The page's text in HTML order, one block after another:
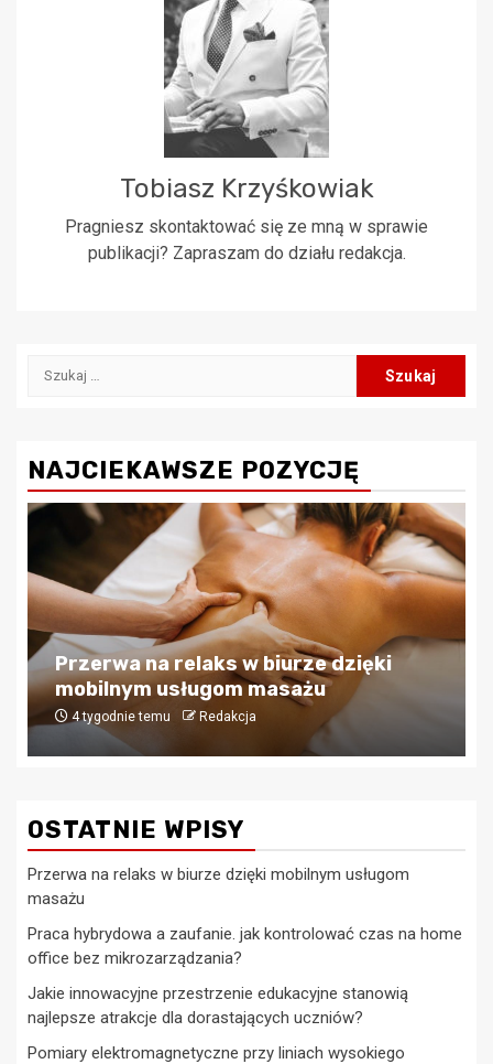
Tobiasz Krzyśkowiak
Pragniesz skontaktować się ze mną w sprawie
publikacji? Zapraszam do działu redakcja.
Szukaj:
NAJCIEKAWSZE POZYCJĘ
Biznes
Praca hybrydowa a zaufanie. jak
kontrolować czas na home office bez
mikrozarządzania?
4 tygodnie temu Redakcja
OSTATNIE WPISY
Przerwa na relaks w biurze dzięki mobilnym usługom
masażu
Praca hybrydowa a zaufanie. jak kontrolować czas na home
office bez mikrozarządzania?
Jakie innowacyjne przestrzenie edukacyjne stanowią
najlepsze atrakcje dla dorastających uczniów?
Pomiary elektromagnetyczne przy liniach wysokiego